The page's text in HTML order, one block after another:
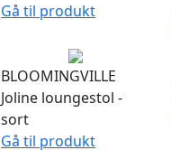
Gå til produkt
BLOOMINGVILLE
Joline loungestol -
sort
Gå til produkt